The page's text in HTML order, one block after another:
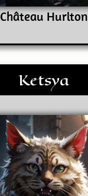
Château Hurlton
Ketsya